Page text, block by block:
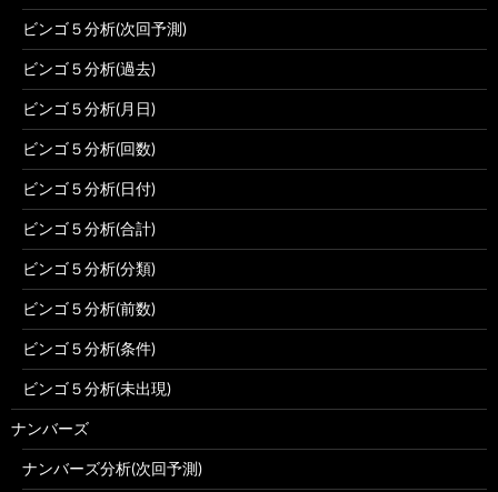
ビンゴ５分析(次回予測)
ビンゴ５分析(過去)
ビンゴ５分析(月日)
ビンゴ５分析(回数)
ビンゴ５分析(日付)
ビンゴ５分析(合計)
ビンゴ５分析(分類)
ビンゴ５分析(前数)
ビンゴ５分析(条件)
ビンゴ５分析(未出現)
ナンバーズ
ナンバーズ分析(次回予測)